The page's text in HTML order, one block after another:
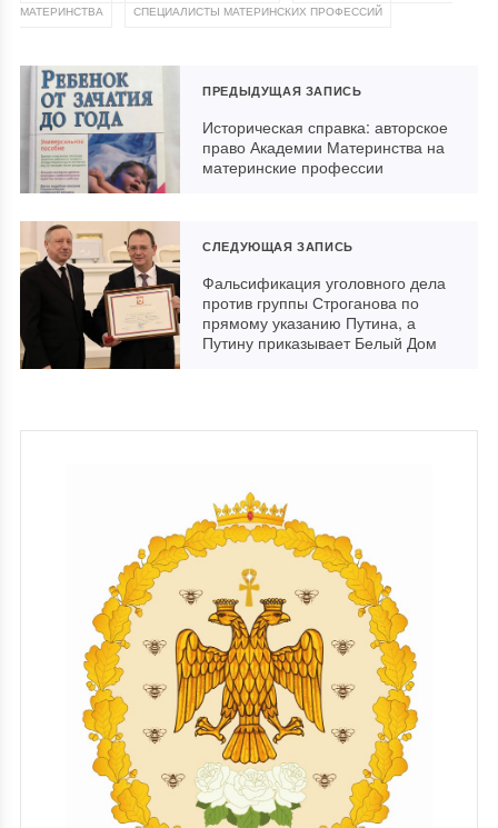
МАТЕРИНСТВА СПЕЦИАЛИСТЫ МАТЕРИНСКИХ ПРОФЕССИЙ
ПРЕДЫДУЩАЯ ЗАПИСЬ
Историческая справка: авторское
право Академии Материнства на
материнские профессии
СЛЕДУЮЩАЯ ЗАПИСЬ
Фальсификация уголовного дела
против группы Строганова по
прямому указанию Путина, а
Путину приказывает Белый Дом